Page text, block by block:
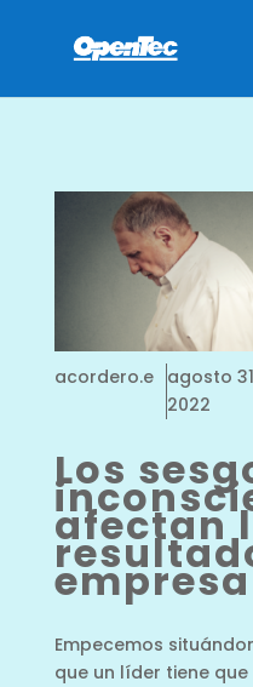
acordero.e
agosto
2022
Los
afectan
empresa
Empecemos
que un líder tiene